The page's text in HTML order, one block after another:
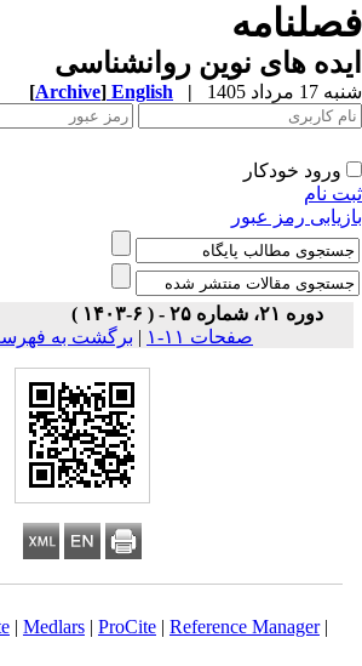
های نوین روانشناسی
مرداد 1405 |
English
[Archive]
ورود خودکار
نام
رمز عبور
دوره ۲۱، شماره ۲۵ - ( ۶-۱۴۰۳ )
صفحات ۱۱-۱
| برگشت به
|Medlars|ProCite|Reference Manager